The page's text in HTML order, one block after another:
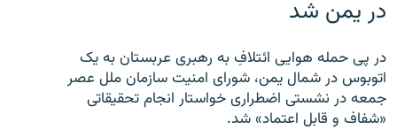
در یمن شد
در پی حمله هوایی ائتلافِ به رهبری عربستان به یک
اتوبوس در شمال یمن، شورای امنیت سازمان ملل عصر
جمعه در نشستی اضطراری خواستار انجام تحقیقاتی
«شفاف و قابل اعتماد» شد.